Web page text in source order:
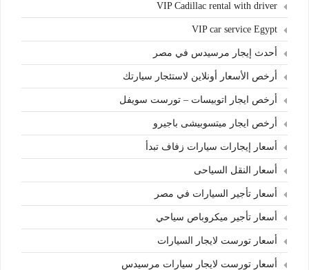
VIP Cadillac rental with driver
VIP car service Egypt
أحدث إيجار مرسيدس في مصر
أرخص الأسعار أونلاين لاستئجار سيارتك
أرخص ايجار اتوبيسات – تورست سويفل
أرخص ايجار ميتسوبيشى باجيرو
أسعار إيجارات سيارات زفاف تبدأ
أسعار النقل السياحى
أسعار تأجير السيارات في مصر
أسعار تأجير ميكروباص سياحي
أسعار تورست لايجار السيارات
أسعار تورست لايجار سيارات مرسيدس